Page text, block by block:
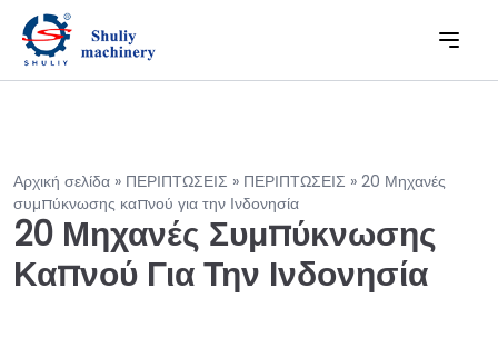
Αρχική σελίδα » ΠΕΡΙΠΤΩΣΕΙΣ » ΠΕΡΙΠΤΩΣΕΙΣ » 20 Μηχανές
συμπύκνωσης καπνού για την Ινδονησία
20 Μηχανές Συμπύκνωσης
Καπνού Για Την Ινδονησία